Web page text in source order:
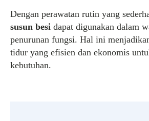
Dengan perawatan rutin yang
susun besi dapat digunakan dalam
penurunan fungsi. Hal ini
tidur yang efisien dan ekonomis
kebutuhan.